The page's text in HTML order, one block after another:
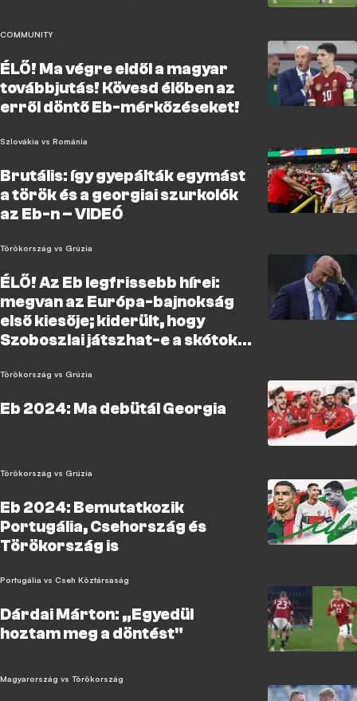
COMMUNITY
ÉLŐ! Ma végre eldől a magyar
továbbjutás! Kövesd élőben az
erről döntő Eb-mérkőzéseket!
Szlovákia vs Románia
Brutális: így gyepálták egymást
a török és a georgiai szurkolók
az Eb-n – VIDEÓ
Törökország vs Grúzia
ÉLŐ! Az Eb legfrissebb hírei:
megvan az Európa-bajnokság
első kiesője; kiderült, hogy
Szoboszlai játszhat-e a skótok
terveit
Törökország vs Grúzia
Eb 2024: Ma debütál Georgia
Törökország vs Grúzia
Eb 2024: Bemutatkozik
Portugália, Csehország és
Törökország is
Portugália vs Cseh Köztársaság
Dárdai Márton: „Egyedül
hoztam meg a döntést"
Magyarország vs Törökország